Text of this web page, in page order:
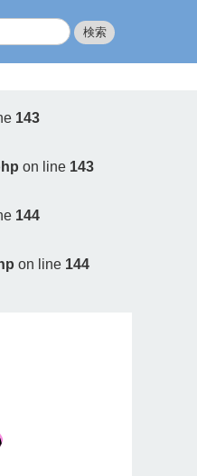
143
on line 143
144
on line 144